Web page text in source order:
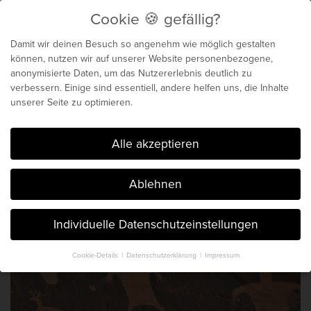
Biochemie für dein
genetisches Maximum
Der Blog von Chris Michalk & Phil
Böhm. Seit 2014.
Cookie 🍪 gefällig?
Damit wir deinen Besuch so angenehm wie möglich gestalten
können, nutzen wir auf unserer Website personenbezogene,
anonymisierte Daten, um das Nutzererlebnis deutlich zu
verbessern. Einige sind essentiell, andere helfen uns, die Inhalte
unserer Seite zu optimieren.
Cookie 🍪 gefällig?
Alle akzeptieren
Ablehnen
Individuelle Datenschutzeinstellungen
Cookie-Details Datenschutzerklärung Impressum
Datenschutzeinstellungen